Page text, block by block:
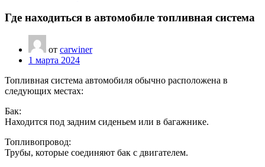
Где находиться в автомобиле топливная система
от carwiner
1 марта 2024
Топливная система автомобиля обычно расположена в
следующих местах:
Бак:
Находится под задним сиденьем или в багажнике.
Топливопровод:
Трубы, которые соединяют бак с двигателем.